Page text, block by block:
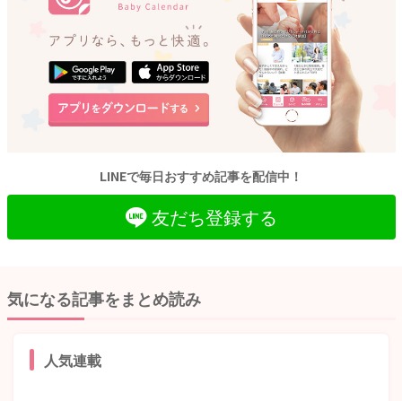
LINEで毎日おすすめ記事を配信中！
友だち登録する
気になる記事をまとめ読み
人気連載